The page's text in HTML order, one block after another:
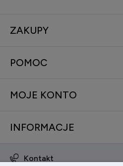
ZAKUPY
POMOC
MOJE KONTO
INFORMACJE
Kontakt